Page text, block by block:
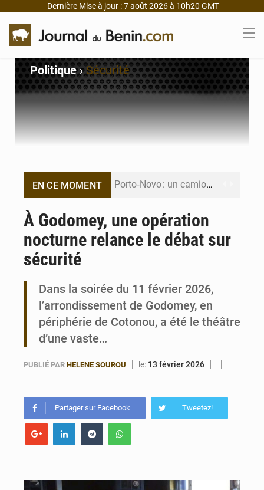
Dernière Mise à jour : 7 août 2026 à 10h20 GMT
Politique›Sécurité
EN CE MOMENT Porto‑Novo : un camion de produits pétroliers embrase Avakpa
Bénin : Djogbénou inspecte le chantier du siège de l’Assemblée
Bénin : Le CEG La Verdure de Ouèdo fait sa mue pour la rentrée
À Godomey, une opération
nocturne relance le débat sur
sécurité
Dans la soirée du 11 février 2026,
l’arrondissement de Godomey, en
périphérie de Cotonou, a été le théâtre
d’une vaste…
PUBLIÉ PAR HELENE SOUROU le: 13 février 2026
Partager sur Facebook Tweetez!